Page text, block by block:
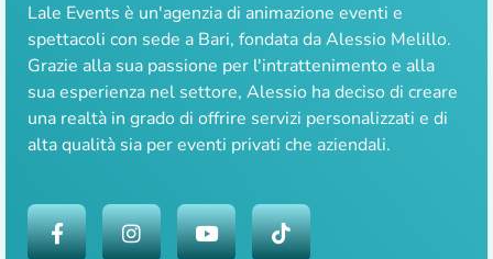
Lale Events è un'agenzia di animazione eventi e
spettacoli con sede a Bari, fondata da Alessio Melillo.
Grazie alla sua passione per l'intrattenimento e alla
sua esperienza nel settore, Alessio ha deciso di creare
una realtà in grado di offrire servizi personalizzati e di
alta qualità sia per eventi privati che aziendali.